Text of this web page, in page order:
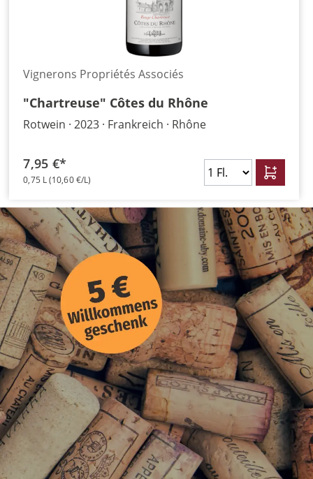
Vignerons Propriétés Associés
"Chartreuse" Côtes du Rhône
Rotwein 2023 Frankreich Rhône
7,95 €*
0,75 L(10,60 €/L)